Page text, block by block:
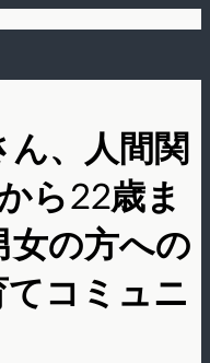
、人間関
ら22歳ま
女の方への
コミュニ